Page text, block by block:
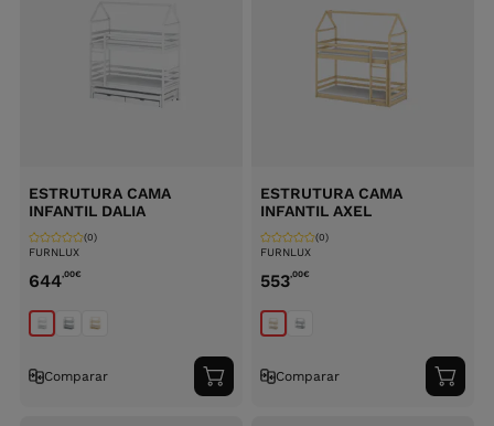
ESTRUTURA CAMA
INFANTIL DALIA
FURNLUX
(0)
644,00€
Comparar
Adicionar
ao
ESTRUTURA CAMA
INFANTIL AXEL
FURNLUX
(0)
553,00€
Comparar
ao